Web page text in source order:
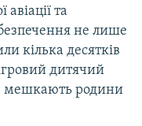
та
не лише
кілька десятків
дитячий
мешкають родини